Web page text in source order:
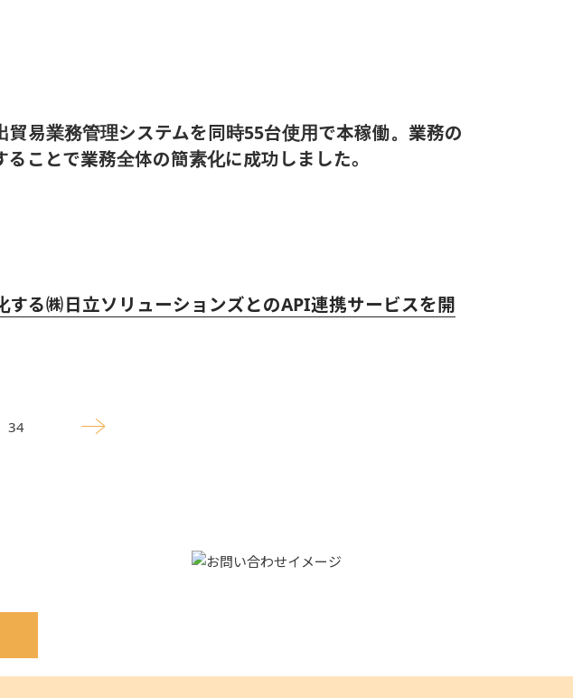
易業務管理システムを同時55台使用で本稼働。業務の
ことで業務全体の簡素化に成功しました。
る㈱日立ソリューションズとのAPI連携サービスを開
34